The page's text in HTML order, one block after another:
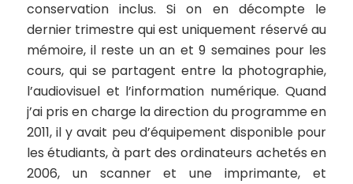
conservation inclus. Si on en décompte le
dernier trimestre qui est uniquement réservé au
mémoire, il reste un an et 9 semaines pour les
cours, qui se partagent entre la photographie,
l’audiovisuel et l’information numérique. Quand
j’ai pris en charge la direction du programme en
2011, il y avait peu d’équipement disponible pour
les étudiants, à part des ordinateurs achetés en
2006, un scanner et une imprimante, et